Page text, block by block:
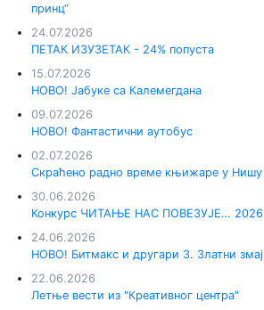
принц“
24.07.2026
ПЕТАК ИЗУЗЕТАК - 24% попуста
15.07.2026
НОВО! Јабуке са Калемегдана
09.07.2026
НОВО! Фантастични аутобус
02.07.2026
Скраћено радно време књижаре у Нишу
30.06.2026
Конкурс ЧИТАЊЕ НАС ПОВЕЗУЈЕ… 2026
24.06.2026
НОВО! Битмакс и другари 3. Златни змај
22.06.2026
Летње вести из "Креативног центра"